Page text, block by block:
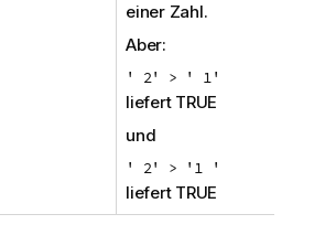
einer Zahl.
Aber:
' 2' > ' 1'
liefert TRUE
und
' 2' > '1 '
liefert TRUE